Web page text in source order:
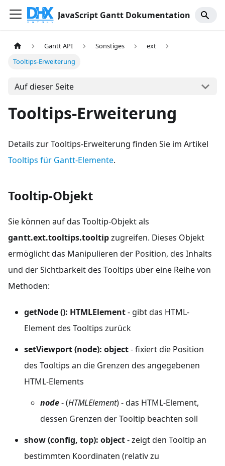
JavaScript Gantt Dokumentation
Gantt API Sonstiges
ext
Tooltips-Erweiterung
Auf dieser Seite
Tooltips-Erweiterung
Details zur Tooltips-Erweiterung finden Sie im Artikel
Tooltips für Gantt-Elemente.
Tooltip-Objekt
Sie können auf das Tooltip-Objekt als
gantt.ext.tooltips.tooltipzugreifen. Dieses Objekt
ermöglicht das Manipulieren der Position, des Inhalts
und der Sichtbarkeit des Tooltips über eine Reihe von
Methoden:
getNode (): HTMLElement- gibt das HTML-
Element des Tooltips zurück
setViewport (node): object- fixiert die Position
des Tooltips an die Grenzen des angegebenen
HTML-Elements
node- (HTMLElement) - das HTML-Element,
dessen Grenzen der Tooltip beachten soll
show (config, top): object- zeigt den Tooltip an
bestimmten Koordinaten (relativ zu